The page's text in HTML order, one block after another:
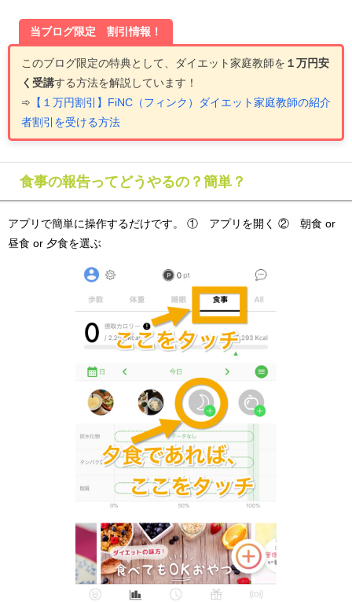
当ブログ限定 割引情報！
このブログ限定の特典として、ダイエット家庭教師を １万円安
く受講する方法を解説しています ！
➾ 【１万円割引】FiNC（フィンク）ダイエット家庭教師の紹介
者割引を受ける方法
食事の報告ってどうやるの？簡単？
アプリで簡単に操作するだけです。 ① アプリを開く ② 朝食 or
昼食 or 夕食を選ぶ